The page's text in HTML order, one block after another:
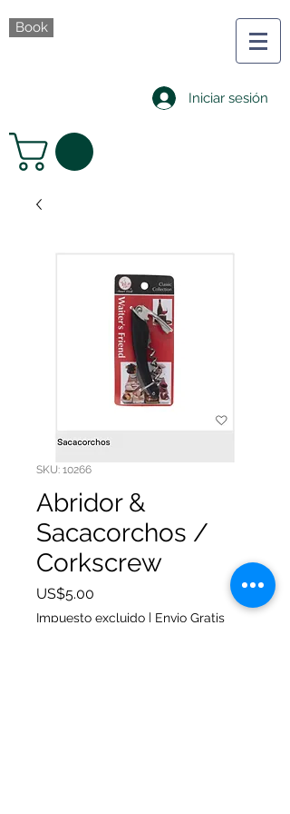
Book
Iniciar sesión
SKU: 10266
Abridor &
Sacacorchos /
Corkscrew
US$5.00
Impuesto excluido | Envio Gratis